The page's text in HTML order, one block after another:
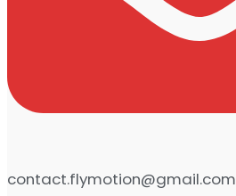
contact.flymotion@gmail.com